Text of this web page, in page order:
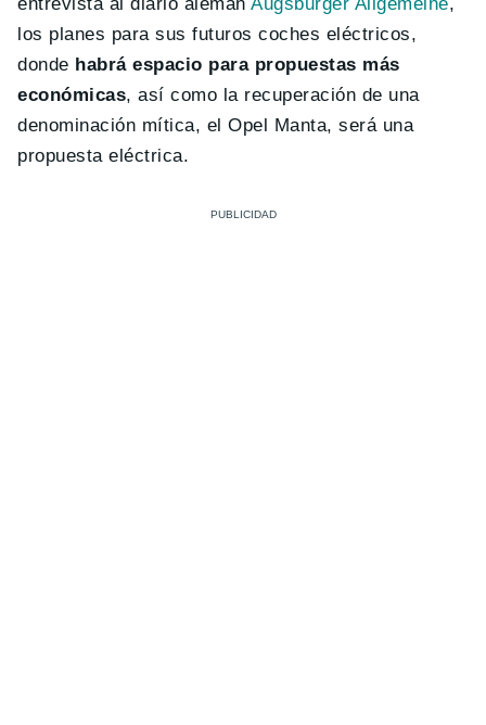
los planes para sus futuros coches eléctricos,
donde habrá espacio para propuestas más
económicas, así como la recuperación de una
denominación mítica, el Opel Manta, será una
propuesta eléctrica.